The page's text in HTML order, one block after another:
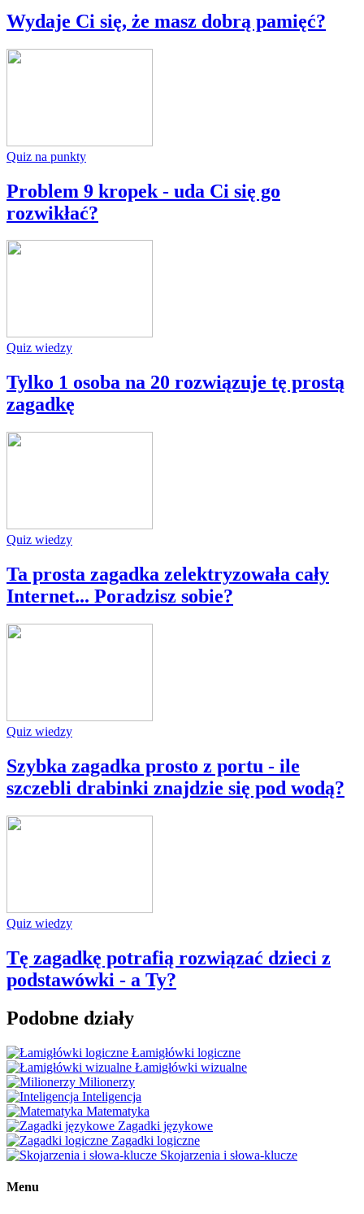
Wydaje Ci się, że masz dobrą pamięć?
Quiz na punkty
Problem 9 kropek - uda Ci się go
rozwikłać?
Quiz wiedzy
Tylko 1 osoba na 20 rozwiązuje tę prostą
zagadkę
Quiz wiedzy
Ta prosta zagadka zelektryzowała cały
Internet... Poradzisz sobie?
Quiz wiedzy
Szybka zagadka prosto z portu - ile
szczebli drabinki znajdzie się pod wodą?
Quiz wiedzy
Tę zagadkę potrafią rozwiązać dzieci z
podstawówki - a Ty?
Podobne działy
Łamigłówki logiczne
Łamigłówki wizualne
Milionerzy
Inteligencja
Matematyka
Zagadki językowe
Zagadki logiczne
Skojarzenia i słowa-klucze
Menu